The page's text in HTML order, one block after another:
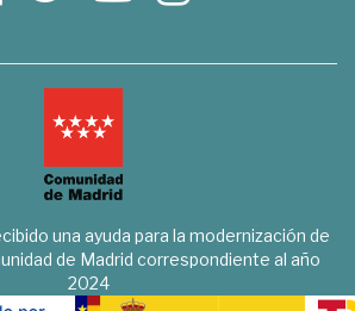
una ayuda para la modernización de
de Madrid correspondiente al año
2024